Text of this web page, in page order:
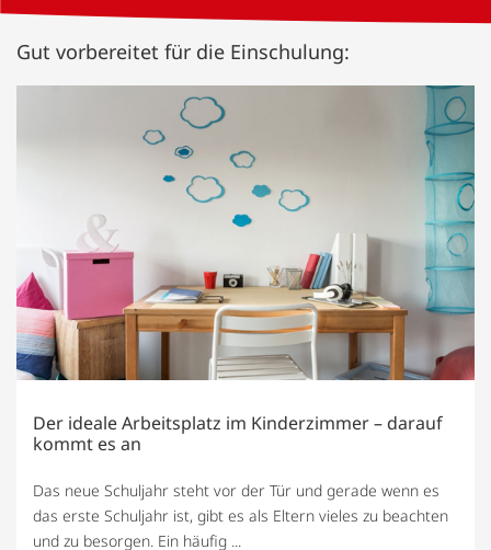
Gut vorbereitet für die Einschulung:
Der ideale Arbeitsplatz im Kinderzimmer – darauf
kommt es an
Das neue Schuljahr steht vor der Tür und gerade wenn es
das erste Schuljahr ist, gibt es als Eltern vieles zu beachten
und zu besorgen. Ein häufig ...